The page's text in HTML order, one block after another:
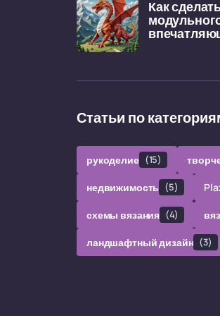
Как
Статьи по
рукоделие (15)
недвижимость (5)
схемы вязания (4)
ландшафтный дизайн (3)